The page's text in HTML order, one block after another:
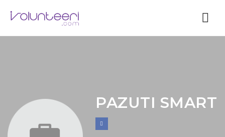
PAZUTI SMART